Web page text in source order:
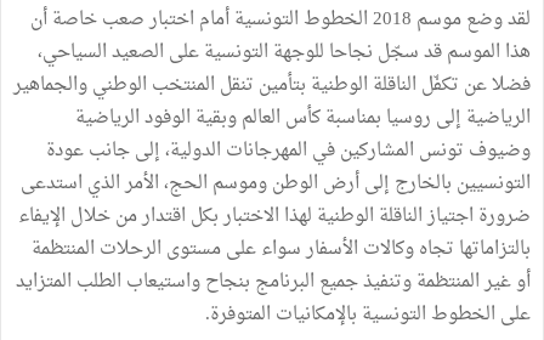
لقد وضع موسم 2018 الخطوط التونسية أمام اختبار صعب خاصة أن
هذا الموسم قد سجّل نجاحا للوجهة التونسية على الصعيد السياحي،
فضلا عن تكفّل الناقلة الوطنية بتأمين تنقل المنتخب الوطني والجماهير
الرياضية إلى روسيا بمناسبة كأس العالم وبقية الوفود الرياضية
وضيوف تونس المشاركين في المهرجانات الدولية، إلى جانب عودة
التونسيين بالخارج إلى أرض الوطن وموسم الحج، الأمر الذي استدعى
ضرورة اجتياز الناقلة الوطنية لهذا الاختبار بكل اقتدار من خلال الإيفاء
بالتزاماتها تجاه وكالات الأسفار سواء على مستوى الرحلات المنتظمة
أو غير المنتظمة وتنفيذ جميع البرنامج بنجاح واستيعاب الطلب المتزايد
على الخطوط التونسية بالإمكانيات المتوفرة.